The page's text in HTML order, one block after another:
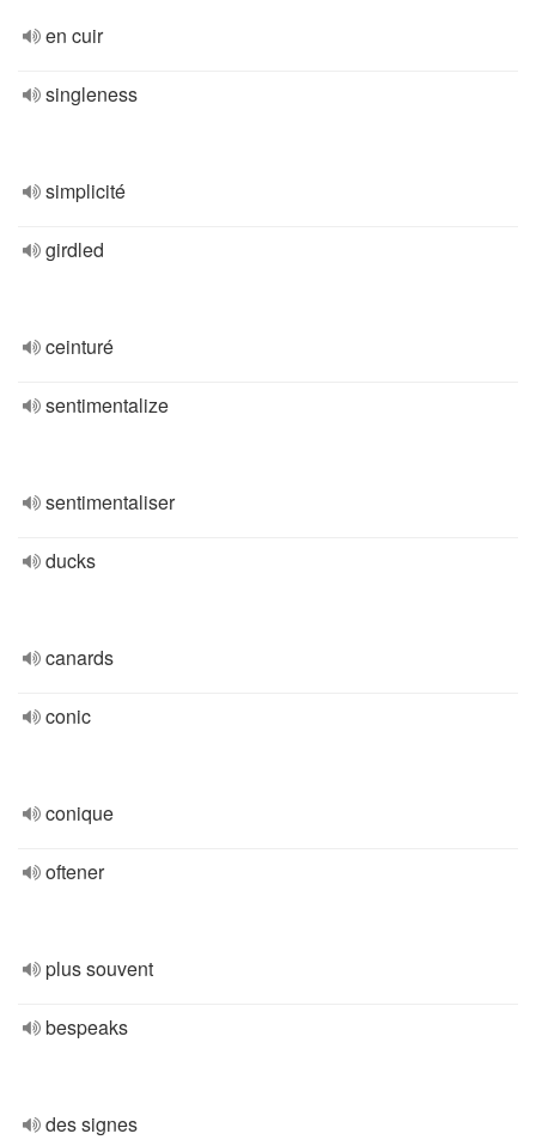
en cuir
singleness
simplicité
girdled
ceinturé
sentimentalize
sentimentaliser
ducks
canards
conic
conique
oftener
plus souvent
bespeaks
des signes